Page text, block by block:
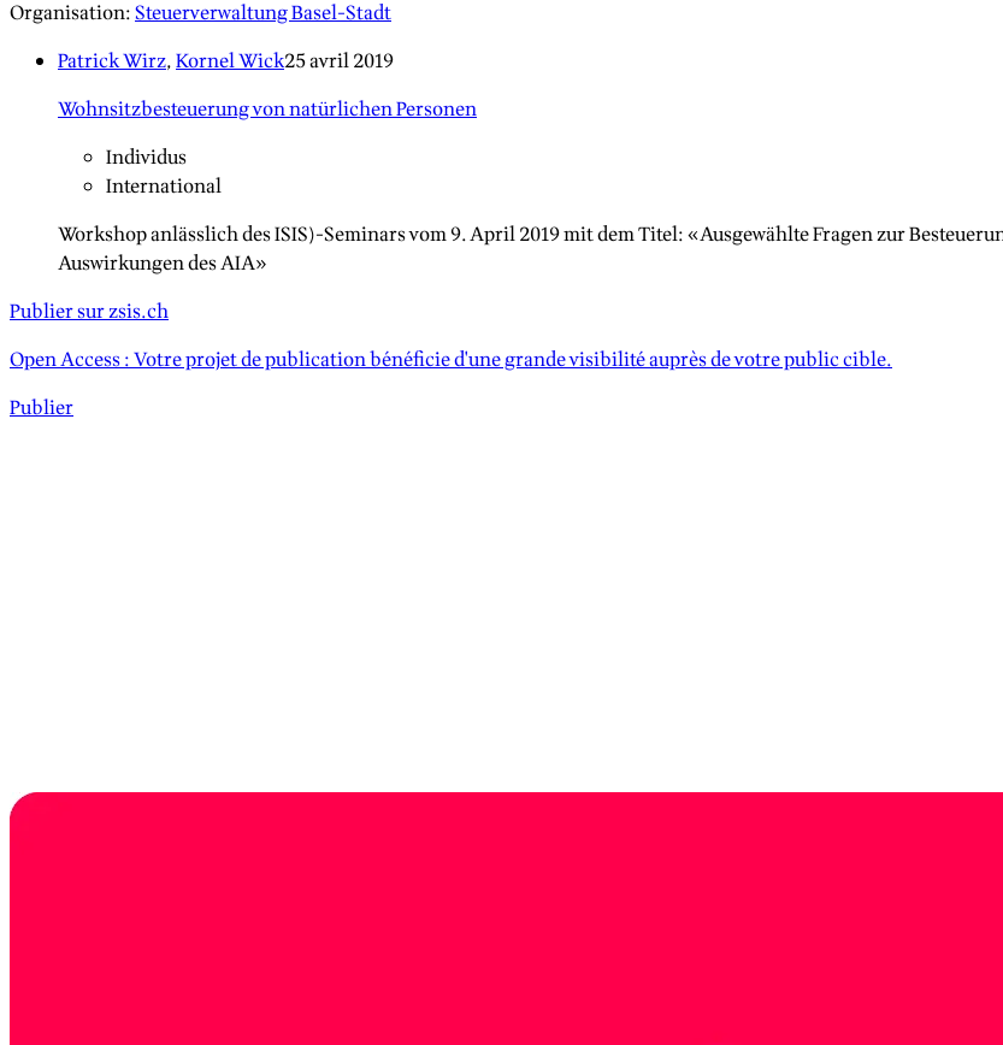
Organisation:Steuerverwaltung Basel-Stadt
Patrick Wirz,Kornel Wick25 avril 2019
Wohnsitzbesteuerung von natürlichen Personen
Individus
International
Workshop anlässlich des ISIS)-Seminars vom 9. April 2019 mit dem Titel: «Ausgewählte Fragen zur
Auswirkungen des AIA»
Publier sur zsis.ch
Open Access : Votre projet de publication bénéficie d'une grande visibilité auprès de votre public cible.
Publier